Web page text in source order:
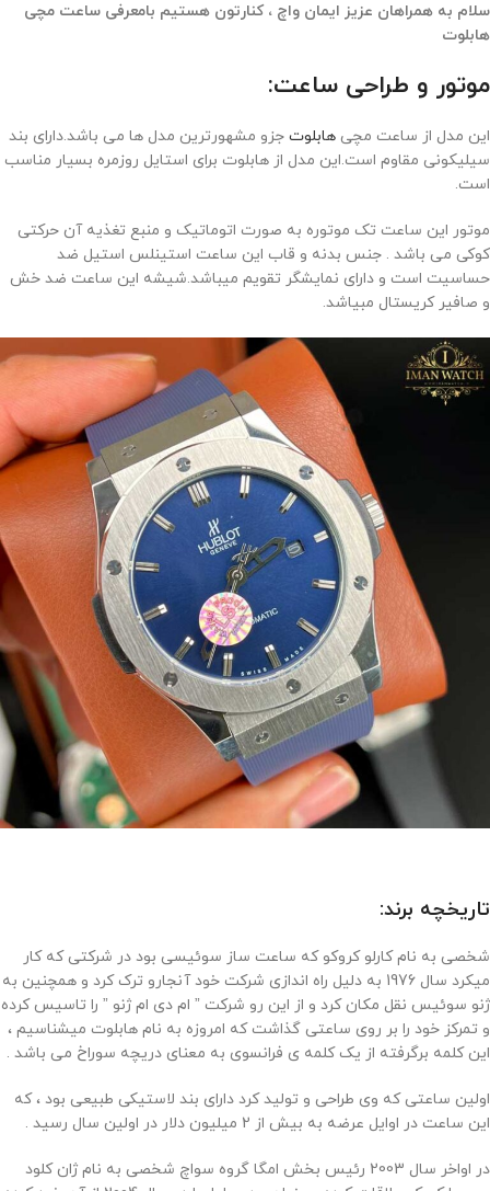
سلام به همراهان عزیز ایمان واچ ، کنارتون هستیم بامعرفی ساعت مچی
هابلوت
موتور و طراحی ساعت:
این مدل از ساعت مچی هابلوت جزو مشهورترین مدل ها می باشد.دارای بند
سیلیکونی مقاوم است.این مدل از هابلوت برای استایل روزمره بسیار مناسب
است.
موتور این ساعت تک موتوره به صورت اتوماتیک و منبع تغذیه آن حرکتی
کوکی می باشد . جنس بدنه و قاب این ساعت استینلس استیل ضد
حساسیت است و دارای نمایشگر تقویم میباشد.شیشه این ساعت ضد خش
و صافیر کریستال مبیاشد.
تاریخچه برند:
شخصی به نام کارلو کروکو که ساعت ساز سوئیسی بود در شرکتی که کار
میکرد سال 1976 به دلیل راه اندازی شرکت خود آنجارو ترک کرد و همچنین به
ژنو سوئیس نقل مکان کرد و از این رو شرکت ” ام دی ام ژنو ” را تاسیس کرده
و تمرکز خود را بر روی ساعتی گذاشت که امروزه به نام هابلوت میشناسیم ،
این کلمه برگرفته از یک کلمه ی فرانسوی به معنای دریچه سوراخ می باشد .
اولین ساعتی که وی طراحی و تولید کرد دارای بند لاستیکی طبیعی بود ، که
این ساعت در اوایل عرضه به بیش از 2 میلیون دلار در اولین سال رسید .
در اواخر سال 2003 رئیس بخش امگا گروه سواچ شخصی به نام ژان کلود